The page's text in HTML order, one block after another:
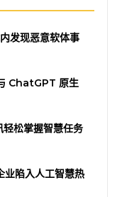
发现恶意软体事
ChatGPT 原生
松掌握智慧任务
陷入人工智慧热